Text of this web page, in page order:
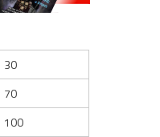
30
70
100